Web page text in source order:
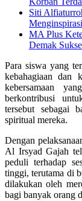
Siti
MA Plus
Demak
Para siswa yang
kebahagiaan dan
kebersamaan
berkontribusi
tersebut sebagai
spiritual mereka.
Dengan
Al Irsyad Gajah
peduli terhadap
tinggi, terutama di
dilakukan oleh
bagi banyak orang